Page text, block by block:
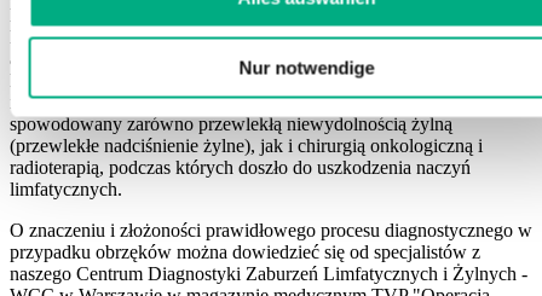
Nur notwendige
limfatycznym oraz pourazowym i pozapalnym obrzękiem
limfatycznym. Przyczyny obrzęku limfatycznego mogą być różne,
ale często jest on związany z problemami w strukturze układu
limfatycznego. Może on wynikać z wad wrodzonych, urazów lub
infekcji. Obrzęk o charakterze przewlekłym może być
spowodowany zarówno przewlekłą niewydolnością żylną
(przewlekłe nadciśnienie żylne), jak i chirurgią onkologiczną i
radioterapią, podczas których doszło do uszkodzenia naczyń
limfatycznych.
O znaczeniu i złożoności prawidłowego procesu diagnostycznego w
przypadku obrzęków można dowiedzieć się od specjalistów z
naszego Centrum Diagnostyki Zaburzeń Limfatycznych i Żylnych -